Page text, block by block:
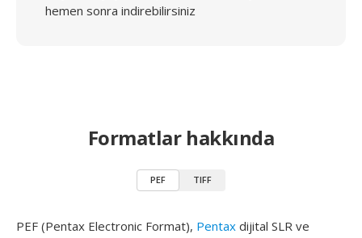
hemen sonra indirebilirsiniz
Formatlar hakkında
PEF TIFF
PEF (Pentax Electronic Format), Pentax dijital SLR ve